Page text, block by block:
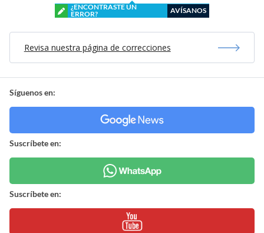
¿ENCONTRASTE UN
ERROR?
AVÍSANOS
Revisa nuestra página de correcciones
Síguenos en:
Suscríbete en:
Suscríbete en: